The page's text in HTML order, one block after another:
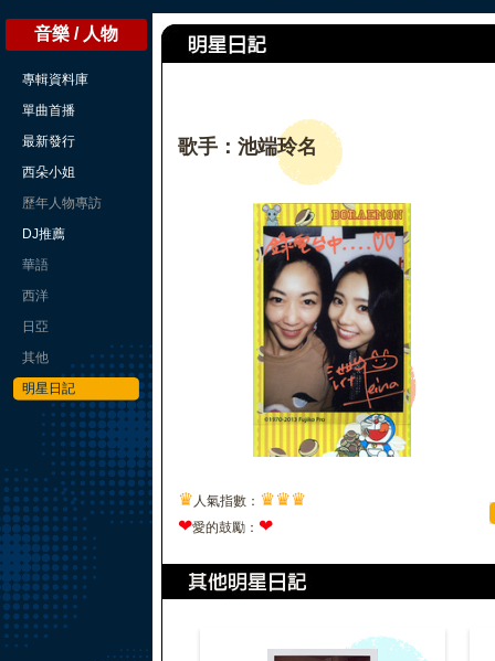
音樂 / 人物
專輯資料庫
單曲首播
最新發行
西朵小姐
歷年人物專訪
DJ推薦
華語
西洋
日亞
其他
明星日記
歌手：池端玲名
♛ 人氣指數： ♛♛♛
❤愛的鼓勵： ❤